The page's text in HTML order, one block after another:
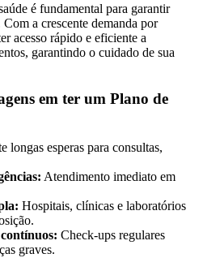
é fundamental para garantir
a crescente demanda por
acesso rápido e eficiente a
garantindo o cuidado de sua
em ter um Plano de
longas esperas para consultas,
Atendimento imediato em
Hospitais, clínicas e laboratórios
Check-ups regulares
graves.